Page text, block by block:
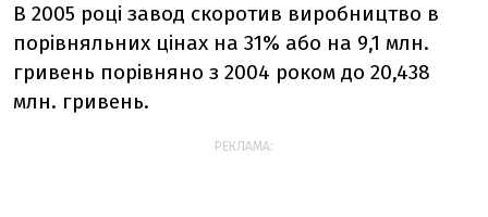
В 2005 році завод скоротив виробництво в
порівняльних цінах на 31% або на 9,1 млн.
гривень порівняно з 2004 роком до 20,438
млн. гривень.
РЕКЛАМА: